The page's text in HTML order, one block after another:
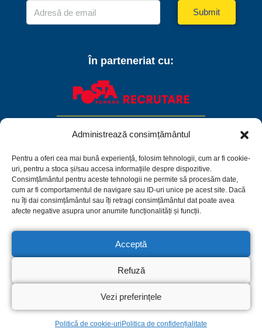
Administrează consimțământul
Pentru a oferi cea mai bună experiență, folosim tehnologii, cum ar fi cookie-
uri, pentru a stoca și/sau accesa informațiile despre dispozitive.
Consimțământul pentru aceste tehnologii ne permite să procesăm date,
cum ar fi comportamentul de navigare sau ID-uri unice pe acest site. Dacă
nu îți dai consimțământul sau îți retragi consimțământul dat poate avea
afecte negative asupra unor anumite funcționalități și funcții.
Acceptă
Refuză
Vezi preferințele
Politică de cookie-uri Politica de confidențialitate
Submit
În parteneriat cu:
Facebook Linkedin Instagram
Politica de confidențialitate
Termeni și condiții
Politică de cookie-uri
© 2026 C.N. Poșta Română S.A.
Iuliana Stancu